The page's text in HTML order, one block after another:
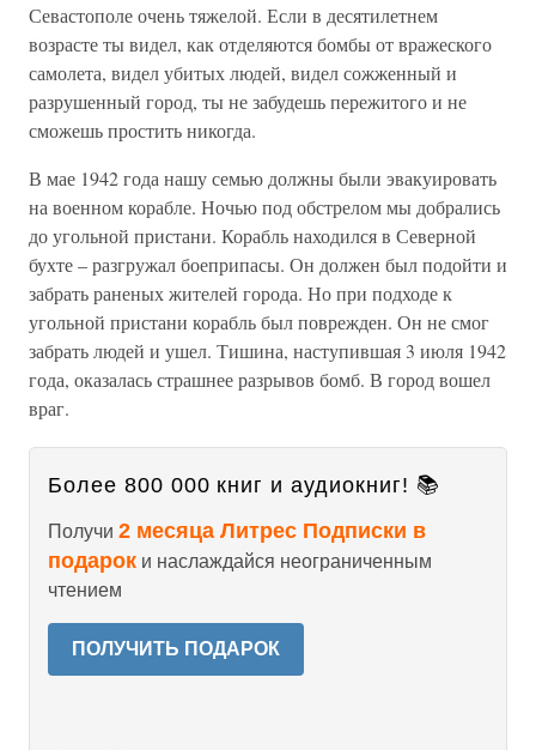
Севастополе очень тяжелой. Если в десятилетнем
возрасте ты видел, как отделяются бомбы от вражеского
самолета, видел убитых людей, видел сожженный и
разрушенный город, ты не забудешь пережитого и не
сможешь простить никогда.
В мае 1942 года нашу семью должны были эвакуировать
на военном корабле. Ночью под обстрелом мы добрались
до угольной пристани. Корабль находился в Северной
бухте – разгружал боеприпасы. Он должен был подойти и
забрать раненых жителей города. Но при подходе к
угольной пристани корабль был поврежден. Он не смог
забрать людей и ушел. Тишина, наступившая 3 июля 1942
года, оказалась страшнее разрывов бомб. В город вошел
враг.
Более 800 000 книг и аудиокниг! 📚
Получи 2 месяца Литрес Подписки в
подарок и наслаждайся неограниченным
чтением
ПОЛУЧИТЬ ПОДАРОК